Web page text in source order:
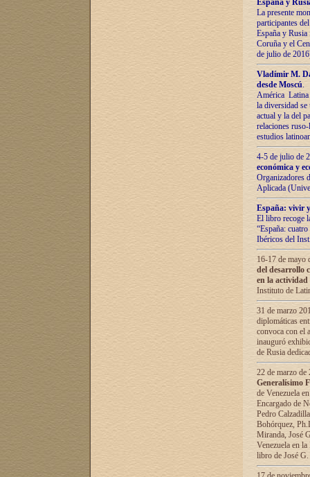
España y
La presente
participantes
España y
Coruña y el
de julio de
Vladímir М.
desde Moscú.
América Latina
la diversidad
actual у lа del
relaciones
estudios
4-5 de julio de
económica y
Organizadores
Aplicada
España: vivir
El libro recoge
“España:
Ibéricos del
16-17 de mayo
del desarrollo
en la
Instituto de
31 de marzo
diplomáticas
convoca con el
inauguró
de Rusia
22 de marzo
Generalísimo
de Venezuela
Encargado de
Pedro
Bohórquez,
Miranda, José
Venezuela en
libro de José